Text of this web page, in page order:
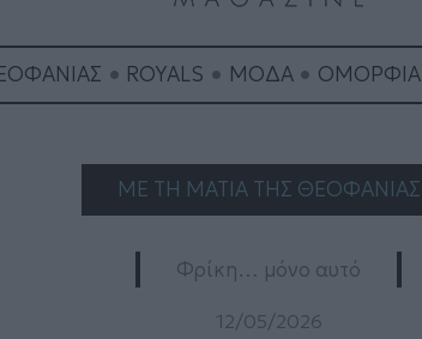
ROYALS ΜΟΔΑ ΟΜΟΡΦΙΑ
ΜΕ ΤΗ ΜΑΤΙΑ ΤΗΣ ΘΕΟΦΑΝΙΑΣ
Φρίκη… μόνο αυτό
12/05/2026